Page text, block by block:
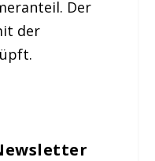
Der
der